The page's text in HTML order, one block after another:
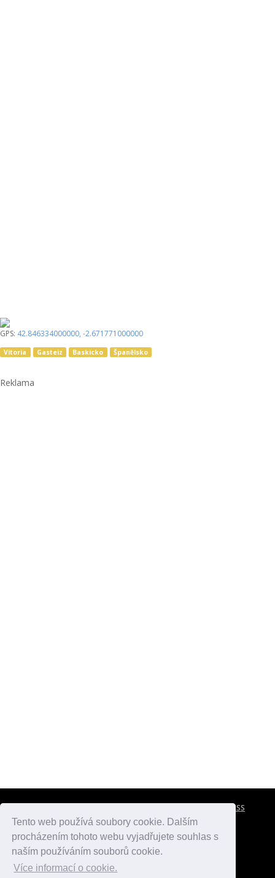
Tento web používá soubory cookie. Dalším
procházením tohoto webu vyjadřujete souhlas s
naším používáním souborů cookie.
Více informací o cookie.
GPS: 42.846334000000, -2.671771000000
Vitoria Gasteiz Baskicko Španělsko
Reklama
RSS
atlaspamatek.info